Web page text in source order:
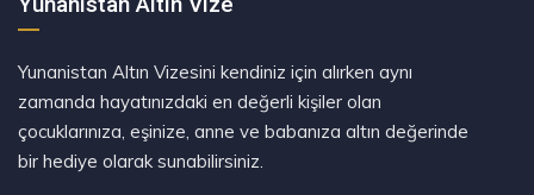
Yunanistan Altın Vizesini kendiniz için alırken aynı
zamanda hayatınızdaki en değerli kişiler olan
çocuklarınıza, eşinize, anne ve babanıza altın değerinde
bir hediye olarak sunabilirsiniz.